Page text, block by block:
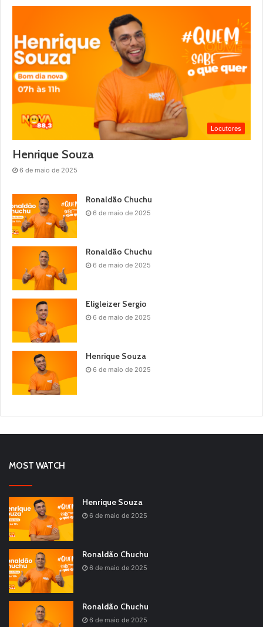
Locutores
Henrique Souza
6 de maio de 2025
Ronaldão Chuchu
6 de maio de 2025
Ronaldão Chuchu
6 de maio de 2025
Eligleizer Sergio
6 de maio de 2025
Henrique Souza
6 de maio de 2025
MOST WATCH
Henrique Souza
6 de maio de 2025
Ronaldão Chuchu
6 de maio de 2025
Ronaldão Chuchu
6 de maio de 2025